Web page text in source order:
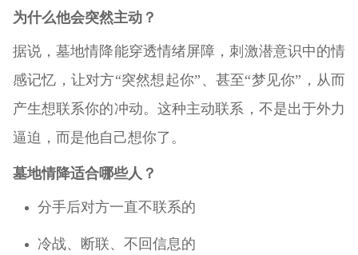
为什么他会突然主动？
据说，墓地情降能穿透情绪屏障，刺激潜意识中的情
感记忆，让对方“突然想起你”、甚至“梦见你”，从而
产生想联系你的冲动。这种主动联系，不是出于外力
逼迫，而是他自己想你了。
墓地情降适合哪些人？
分手后对方一直不联系的
冷战、断联、不回信息的